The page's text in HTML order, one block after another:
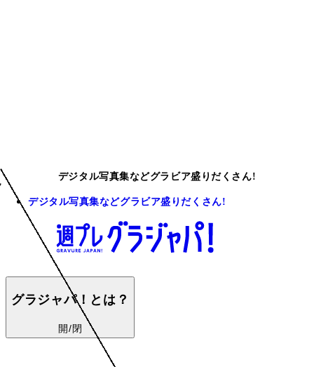
デジタル写真集などグラビア盛りだくさん!
デジタル写真集などグラビア盛りだくさん!
グラジャパ！とは？
開/閉